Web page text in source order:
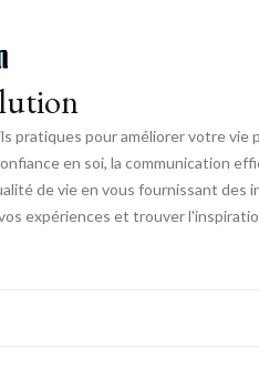
pratiques pour améliorer votre vie
en soi, la communication
de vie en vous fournissant des
expériences et trouver